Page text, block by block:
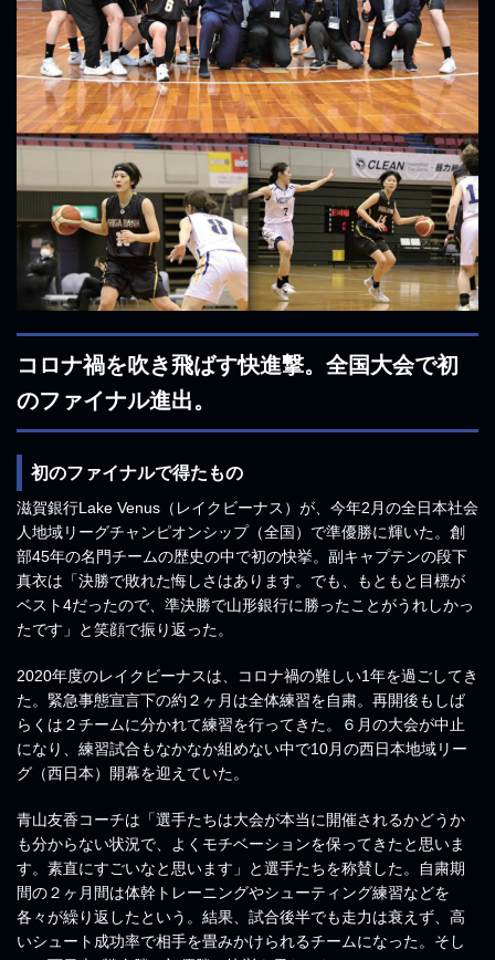
コロナ禍を吹き飛ばす快進撃。全国大会で初
のファイナル進出。
初のファイナルで得たもの
滋賀銀行Lake Venus（レイクビーナス）が、今年2月の全日本社会
人地域リーグチャンピオンシップ（全国）で準優勝に輝いた。創
部45年の名門チームの歴史の中で初の快挙。副キャプテンの段下
真衣は「決勝で敗れた悔しさはあります。でも、もともと目標が
ベスト4だったので、準決勝で山形銀行に勝ったことがうれしかっ
たです」と笑顔で振り返った。
2020年度のレイクビーナスは、コロナ禍の難しい1年を過ごしてき
た。緊急事態宣言下の約２ヶ月は全体練習を自粛。再開後もしば
らくは２チームに分かれて練習を行ってきた。６月の大会が中止
になり、練習試合もなかなか組めない中で10月の西日本地域リー
グ（西日本）開幕を迎えていた。
青山友香コーチは「選手たちは大会が本当に開催されるかどうか
も分からない状況で、よくモチベーションを保ってきたと思いま
す。素直にすごいなと思います」と選手たちを称賛した。自粛期
間の２ヶ月間は体幹トレーニングやシューティング練習などを
各々が繰り返したという。結果、試合後半でも走力は衰えず、高
いシュート成功率で相手を畳みかけられるチームになった。そし